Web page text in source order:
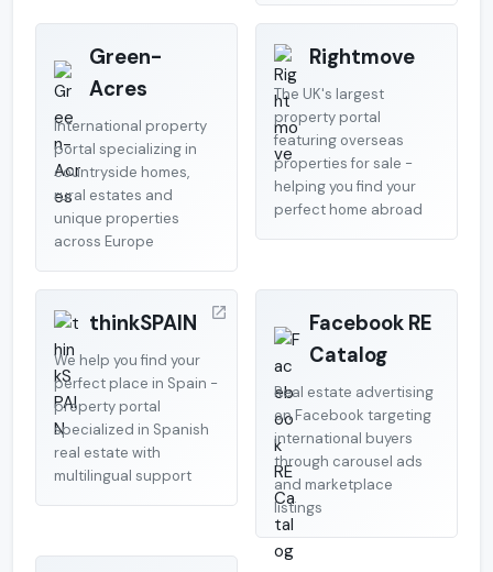
Green-
Acres
International property
portal specializing in
countryside homes,
rural estates and
unique properties
across Europe
Rightmove
The UK's largest
property portal
featuring overseas
properties for sale -
helping you find your
perfect home abroad
thinkSPAIN
We help you find your
perfect place in Spain -
property portal
specialized in Spanish
real estate with
multilingual support
Facebook RE
Catalog
Real estate advertising
on Facebook targeting
international buyers
through carousel ads
and marketplace
listings